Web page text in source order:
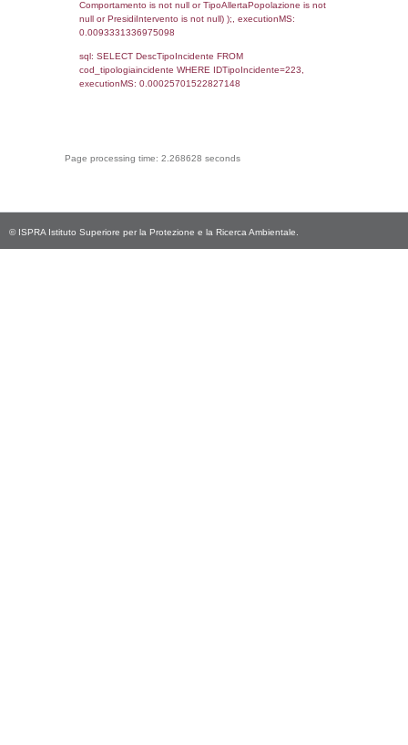
JOIN cod_territori_tipologia ON
(reg_f_territori_limitrofi.IDTipologiaTerritorio =
cod_territori_tipologia.IDTipologiaTerritorio)
(reg_f_territori_limitrofi.IDTipoTerritorio =
0.018731117248535
f_territori_limitrofi.Direzione,
f_territori_limitrofi.Denominazione,